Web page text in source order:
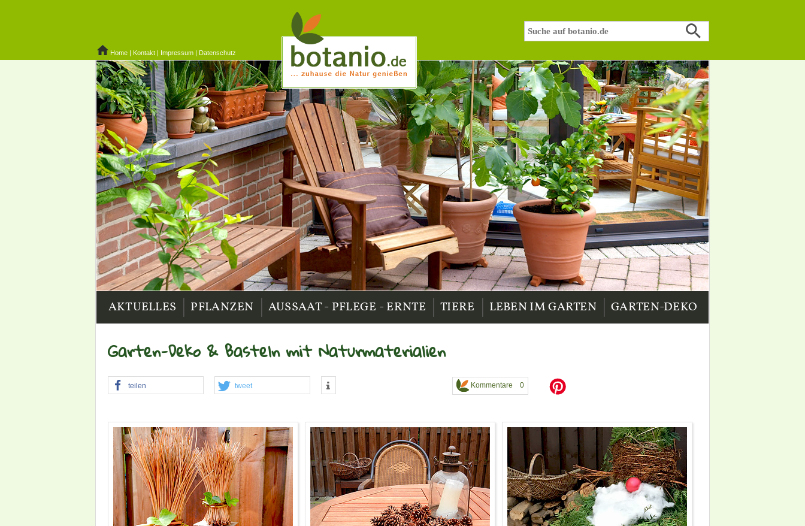
Home | Kontakt | Impressum | Datenschutz
AKTUELLES | PFLANZEN | AUSSAAT - PFLEGE - ERNTE | TIERE | LEBEN IM GARTEN | GARTEN-DEKO
Garten-Deko & Basteln mit Naturmaterialien
teilen tweet Kommentare 0